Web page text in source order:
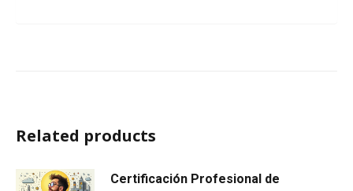
Related products
Certificación Profesional de